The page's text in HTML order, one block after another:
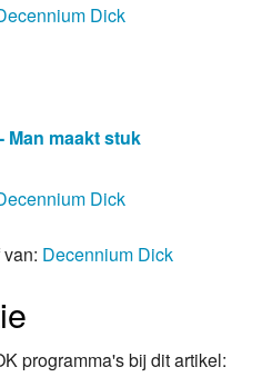
Dick
Man maakt stuk
Dick
Decennium Dick
programma's bij dit artikel: